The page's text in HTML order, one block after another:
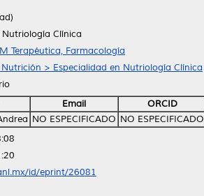
Nutriología Clínica
Terapéutica, Farmacología
> Especialidad en Nutriología Clínica
Email
ORCID
NO ESPECIFICADO NO ESPECIFICADO
id/eprint/26081